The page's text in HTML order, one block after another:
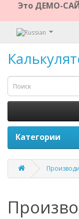
Это ДЕМО-
Категории